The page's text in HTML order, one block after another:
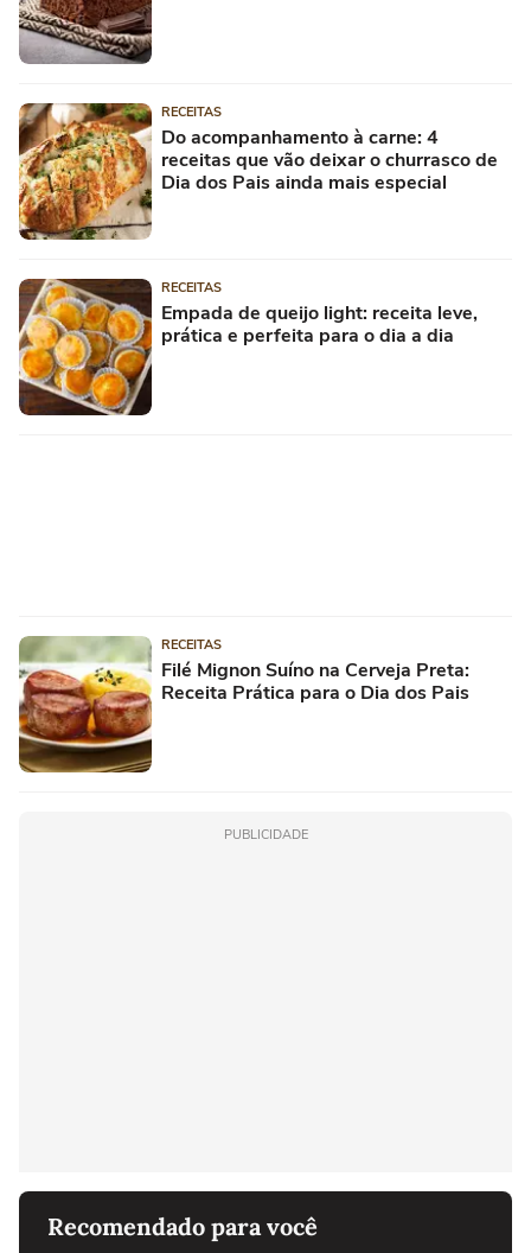
RECEITAS
Do acompanhamento à carne: 4
receitas que vão deixar o churrasco de
Dia dos Pais ainda mais especial
RECEITAS
Empada de queijo light: receita leve,
prática e perfeita para o dia a dia
RECEITAS
Filé Mignon Suíno na Cerveja Preta:
Receita Prática para o Dia dos Pais
PUBLICIDADE
Recomendado para você